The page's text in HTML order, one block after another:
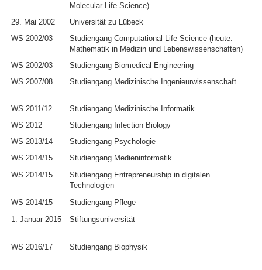
Molecular Life Science)
29. Mai 2002
Universität zu Lübeck
WS 2002/03
Studiengang Computational Life Science (heute:
Mathematik in Medizin und Lebenswissenschaften)
WS 2002/03
Studiengang Biomedical Engineering
WS 2007/08
Studiengang Medizinische Ingenieurwissenschaft
WS 2011/12
Studiengang Medizinische Informatik
WS 2012
Studiengang Infection Biology
WS 2013/14
Studiengang Psychologie
WS 2014/15
Studiengang Medieninformatik
WS 2014/15
Studiengang Entrepreneurship in digitalen
Technologien
WS 2014/15
Studiengang Pflege
1. Januar 2015
Stiftungsuniversität
WS 2016/17 Studiengang Biophysik